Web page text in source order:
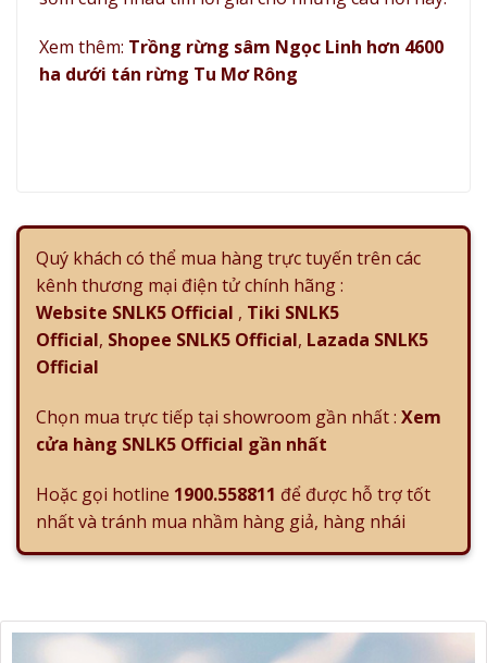
Xem thêm: Trồng rừng sâm Ngọc Linh hơn 4600
ha dưới tán rừng Tu Mơ Rông
Quý khách có thể mua hàng trực tuyến trên các
kênh thương mại điện tử chính hãng :
Website SNLK5 Official , Tiki SNLK5
Official, Shopee SNLK5 Official, Lazada SNLK5
Official
Chọn mua trực tiếp tại showroom gần nhất : Xem
cửa hàng SNLK5 Official gần nhất
Hoặc gọi hotline 1900.558811 để được hỗ trợ tốt
nhất và tránh mua nhầm hàng giả, hàng nhái